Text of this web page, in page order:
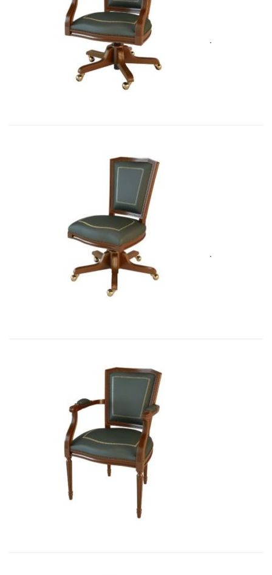
Art&Moble 01002 Кресло вращающе...
5 575,71 €
Art&Moble 01005 Кресло вращающе...
3 562,00
Art&Moble 01003 Кресло неподвиж...
3 411,87